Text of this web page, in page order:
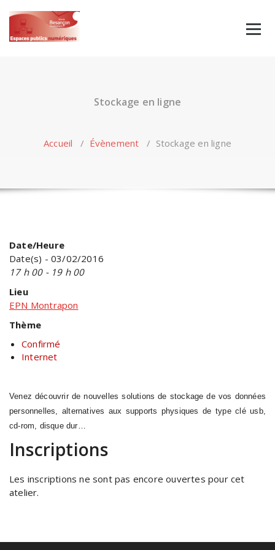
content
Stockage en ligne
Accueil / Évènement / Stockage en ligne
Date/Heure
Date(s) - 03/02/2016
17 h 00 - 19 h 00
Lieu
EPN Montrapon
Thème
Confirmé
Internet
Venez découvrir de nouvelles solutions de stockage de vos données
personnelles, alternatives aux supports physiques de type clé usb,
cd-rom, disque dur…
Inscriptions
Les inscriptions ne sont pas encore ouvertes pour cet
atelier.